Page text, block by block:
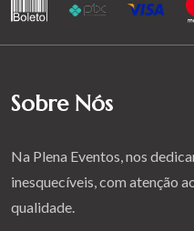
Sobre Nós
Na Plena Eventos, nos
inesquecíveis, com atenção
qualidade.